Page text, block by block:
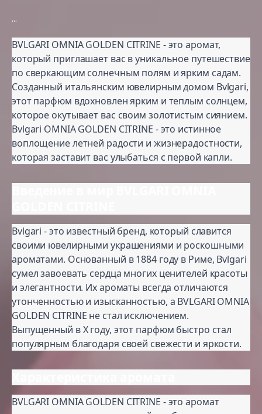
...
BVLGARI OMNIA GOLDEN CITRINE - это аромат,
который приглашает вас в уникальное путешествие
по сверкающим солнечным полям и ярким садам.
Созданный итальянским ювелирным домом Bvlgari,
этот парфюм вдохновлен ярким и теплым солнцем,
которое окутывает вас своим золотистым сиянием.
Bvlgari OMNIA GOLDEN CITRINE - это истинное
воплощение летней радости и жизнерадостности,
которая заставит вас улыбаться с первой капли.
Bvlgari - это известный бренд, который славится
своими ювелирными украшениями и роскошными
ароматами. Основанный в 1884 году в Риме, Bvlgari
сумел завоевать сердца многих ценителей красоты
и элегантности. Их ароматы всегда отличаются
утонченностью и изысканностью, а BVLGARI OMNIA
GOLDEN CITRINE не стал исключением.
Выпущенный в X году, этот парфюм быстро стал
популярным благодаря своей свежести и яркости.
BVLGARI OMNIA GOLDEN CITRINE - это аромат